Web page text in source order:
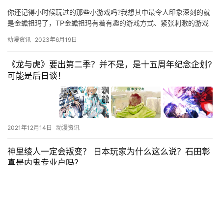
你还记得小时候玩过的那些小游戏吗?我想其中最令人印象深刻的就
是金蟾祖玛了，TP金蟾祖玛有着有趣的游戏方式、紧张刺激的游戏
还…
动漫资讯 2023年6月19日
《龙与虎》要出第二季？并不是，是十五周年纪念企划?
可能是后日谈！
2021年12月14日 动漫资讯
神里绫人一定会叛变？ 日本玩家为什么这么说？石田彰
真是内鬼专业户吗？